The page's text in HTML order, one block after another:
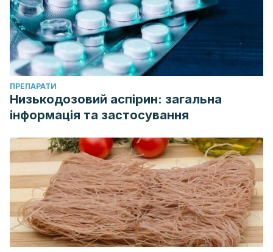
ПРЕПАРАТИ
Низькодозовий аспірин: загальна
інформація та застосування